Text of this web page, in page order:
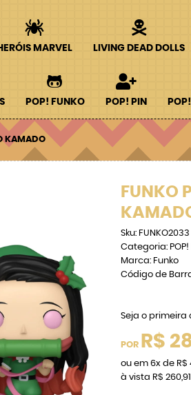
MARVEL LIVING DEAD DOLLS
POP! FUNKO POP! PIN
KAMADO
FUNKO
Sku: FUNKO2033
Categoria:
Marca: Funko
Código de
Seja o primeira
POR R$
ou em 6x de R$
à vista R$ 260,91